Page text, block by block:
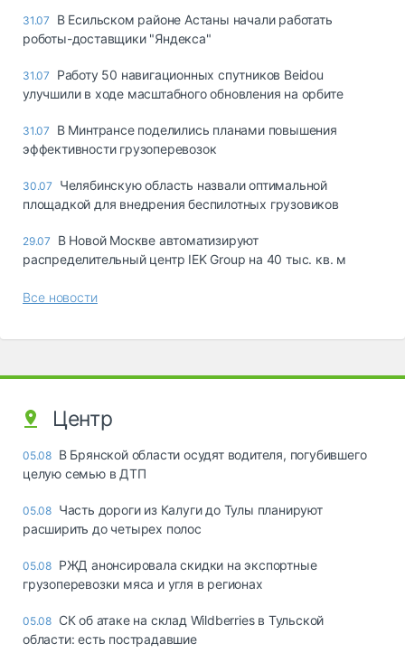
31.07
В Есильском районе Астаны начали работать
роботы-доставщики "Яндекса"
31.07
Работу 50 навигационных спутников Beidou
улучшили в ходе масштабного обновления на орбите
31.07
В Минтрансе поделились планами повышения
эффективности грузоперевозок
30.07
Челябинскую область назвали оптимальной
площадкой для внедрения беспилотных грузовиков
29.07
В Новой Москве автоматизируют
распределительный центр IEK Group на 40 тыс. кв. м
Все новости
Центр
05.08 В Брянской области осудят водителя, погубившего
целую семью в ДТП
05.08 Часть дороги из Калуги до Тулы планируют
расширить до четырех полос
05.08 РЖД анонсировала скидки на экспортные
грузоперевозки мяса и угля в регионах
05.08 СК об атаке на склад Wildberries в Тульской
области: есть пострадавшие